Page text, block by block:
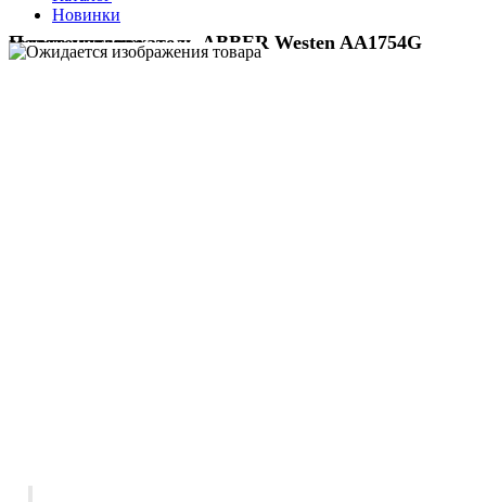
Новинки
Полотенцедержатель ABBER Westen AA1754G золото матовое